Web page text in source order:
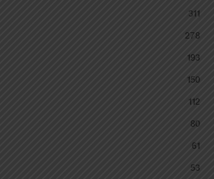
311
278
193
150
112
80
61
53